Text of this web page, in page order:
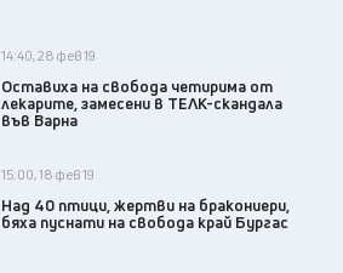
14:40, 28 фев 19
Оставиха на свобода четирима от
лекарите, замесени в ТЕЛК-скандала
във Варна
15:00, 18 фев 19
Над 40 птици, жертви на бракониери,
бяха пуснати на свобода край Бургас